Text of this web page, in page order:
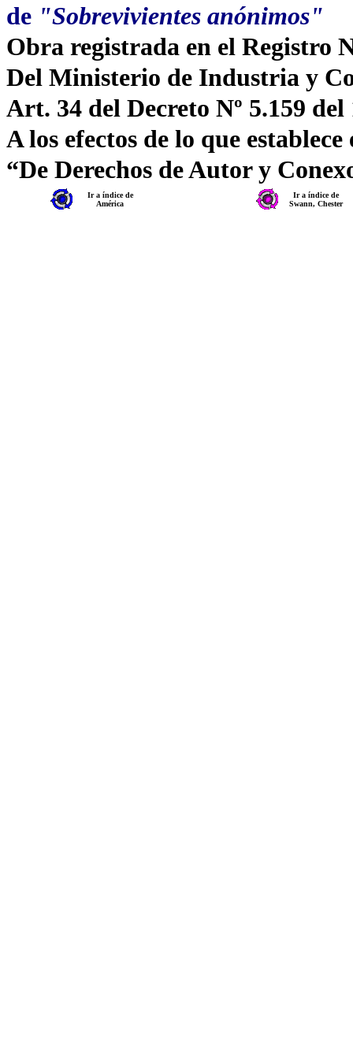
de "Sobrevivientes anónimos"
Obra registrada en el Registro
Del Ministerio de Industria y
Art. 34 del Decreto Nº 5.159 del
A los efectos de lo que
“De Derechos de Autor y
Ir a índice de
América
Ir a índice de
Swann, Chester